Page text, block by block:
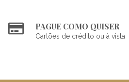
PAGUE COMO QUISER
Cartões de crédito ou à vista